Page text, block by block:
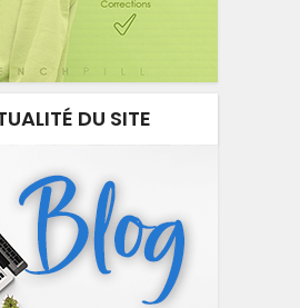
DU SITE